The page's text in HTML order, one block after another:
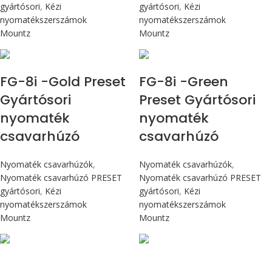
gyártósori, Kézi
nyomatékszerszámok
Mountz
gyártósori, Kézi
nyomatékszerszámok
Mountz
FG-8i -Gold Preset
Gyártósori
nyomaték
csavarhúzó
Nyomaték csavarhúzók,
Nyomaték csavarhúzó PRESET
gyártósori, Kézi
nyomatékszerszámok
Mountz
FG-8i -Green
Preset Gyártósori
nyomaték
csavarhúzó
Nyomaték csavarhúzók,
Nyomaték csavarhúzó PRESET
gyártósori, Kézi
nyomatékszerszámok
Mountz